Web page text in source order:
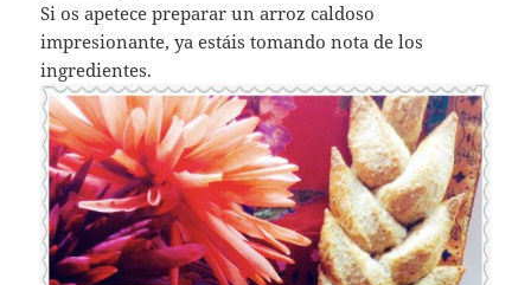
Si os apetece preparar un arroz caldoso
impresionante, ya estáis tomando nota de los
ingredientes.